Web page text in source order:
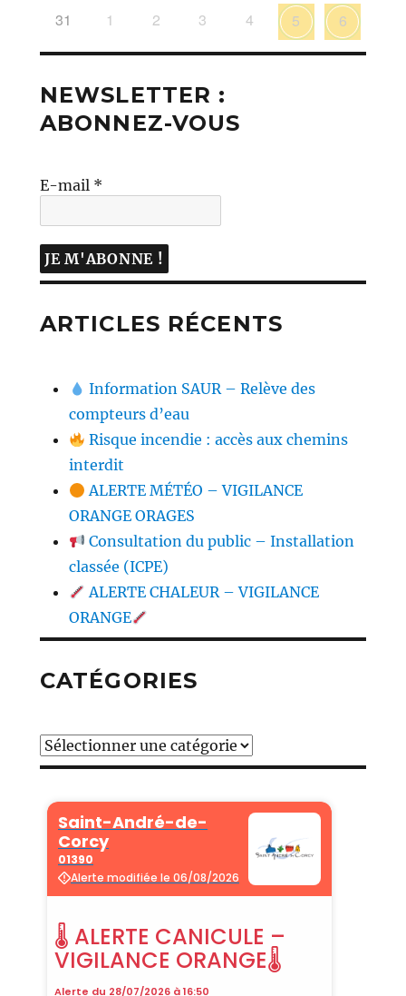
31 1 2 3 4 5 6
NEWSLETTER :
ABONNEZ-VOUS
E-mail *
ARTICLES RÉCENTS
Information SAUR – Relève des
compteurs d’eau
Risque incendie : accès aux chemins
interdit
ALERTE MÉTÉO – VIGILANCE
ORANGE ORAGES
Consultation du public – Installation
classée (ICPE)
ALERTE CHALEUR – VIGILANCE
ORANGE
CATÉGORIES
Catégories